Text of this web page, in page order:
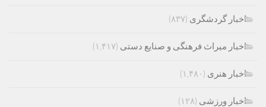
اخبار گردشگری (۸۳۷)
اخبار میراث فرهنگی و صنایع دستی (۱,۴۱۷)
اخبار هنری (۱,۴۸۰)
اخبار ورزشی (۱۲۸)